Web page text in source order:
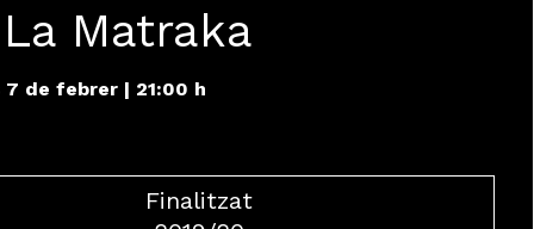
Matraka
7 de febrer | 21:00 h
Finalitzat